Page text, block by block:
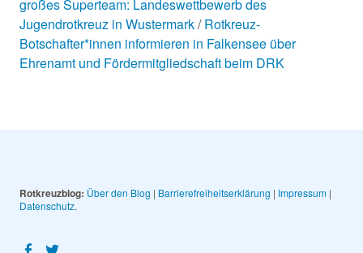
großes Superteam: Landeswettbewerb des
Jugendrotkreuz in Wustermark Rotkreuz-
Botschafter*innen informieren in Falkensee über
Ehrenamt und Fördermitgliedschaft beim DRK
Rotkreuzblog: Über den Blog | Barrierefreiheitserklärung | Impressum|
Datenschutz